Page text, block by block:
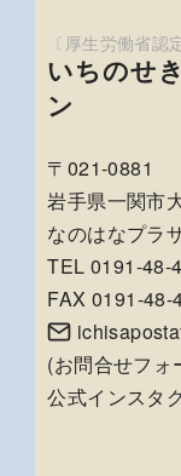
いちのせ
ン
〒021-0881
岩手県一関市
なのはなプラ
TEL 0191-48-
FAX 0191-48-
(お問合せフォ
公式インスタ